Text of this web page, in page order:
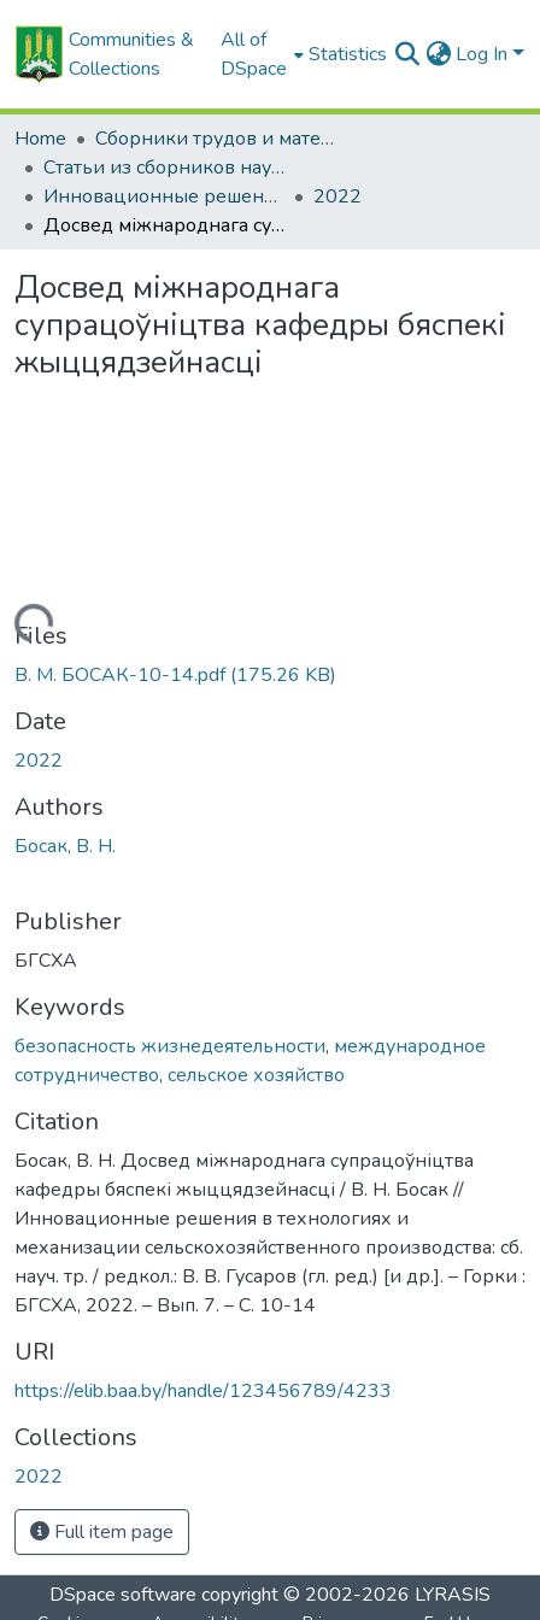
Communities &
Collections
All of
DSpace
Statistics Log In
Home
Сборники трудов и материалов конференций
Статьи из сборников научных трудов
Инновационные решения в технологиях и механизации сельскохозяйственного производства
2022
Досвед міжнароднага супрацоўніцтва кафедры бяспекі жыццядзейнасці
Досвед міжнароднага
супрацоўніцтва кафедры бяспекі
жыццядзейнасці
Loading...
Files
В. М. БОСАК-10-14.pdf(175.26 KB)
Date
2022
Authors
Босак, В. Н.
Publisher
БГСХА
Keywords
безопасность жизнедеятельности, международное
сотрудничество, сельское хозяйство
Citation
Босак, В. Н. Досвед міжнароднага супрацоўніцтва
кафедры бяспекі жыццядзейнасці / В. Н. Босак //
Инновационные решения в технологиях и
механизации сельскохозяйственного производства: сб.
науч. тр. / редкол.: В. В. Гусаров (гл. ред.) [и др.]. – Горки :
БГСХА, 2022. – Вып. 7. – С. 10-14
URI
https://elib.baa.by/handle/123456789/4233
Collections
2022
Full item page
DSpace software copyright © 2002-2026 LYRASIS